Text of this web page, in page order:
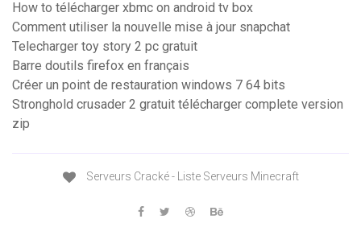
How to télécharger xbmc on android tv box
Comment utiliser la nouvelle mise à jour snapchat
Telecharger toy story 2 pc gratuit
Barre doutils firefox en français
Créer un point de restauration windows 7 64 bits
Stronghold crusader 2 gratuit télécharger complete version
zip
Serveurs Cracké - Liste Serveurs Minecraft